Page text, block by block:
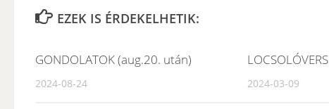
EZEK IS ÉRDEKELHETIK:
GONDOLATOK (aug.20. után)
2024-08-24
LOCSOLÓVERS
2024-03-09